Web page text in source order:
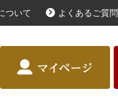
ついて よくあるご質問
お届けガイド